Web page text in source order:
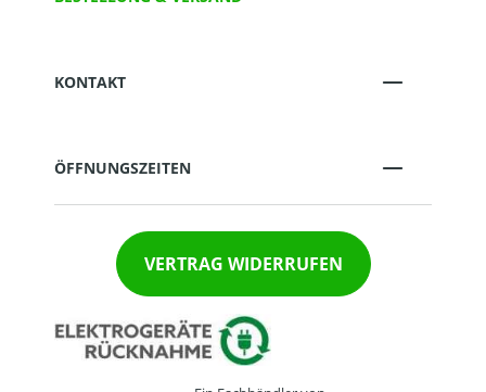
KONTAKT
ÖFFNUNGSZEITEN
VERTRAG WIDERRUFEN